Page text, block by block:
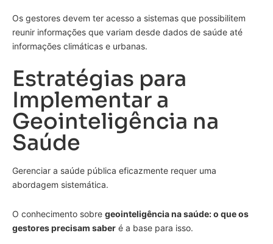
Os gestores devem ter acesso a sistemas que possibilitem
reunir informações que variam desde dados de saúde até
informações climáticas e urbanas.
Estratégias para
Implementar a
Geointeligência na
Saúde
Gerenciar a saúde pública eficazmente requer uma
abordagem sistemática.
O conhecimento sobre geointeligência na saúde: o que os
gestores precisam saber é a base para isso.